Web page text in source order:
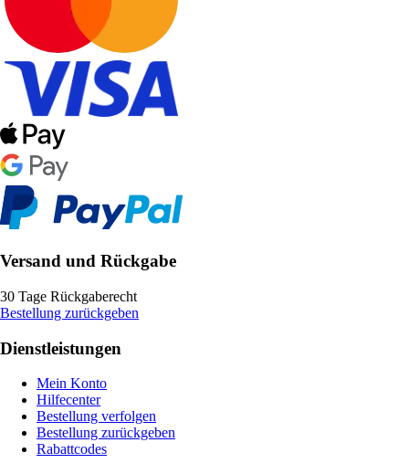
Versand und Rückgabe
30 Tage Rückgaberecht
Bestellung zurückgeben
Dienstleistungen
Mein Konto
Hilfecenter
Bestellung verfolgen
Bestellung zurückgeben
Rabattcodes